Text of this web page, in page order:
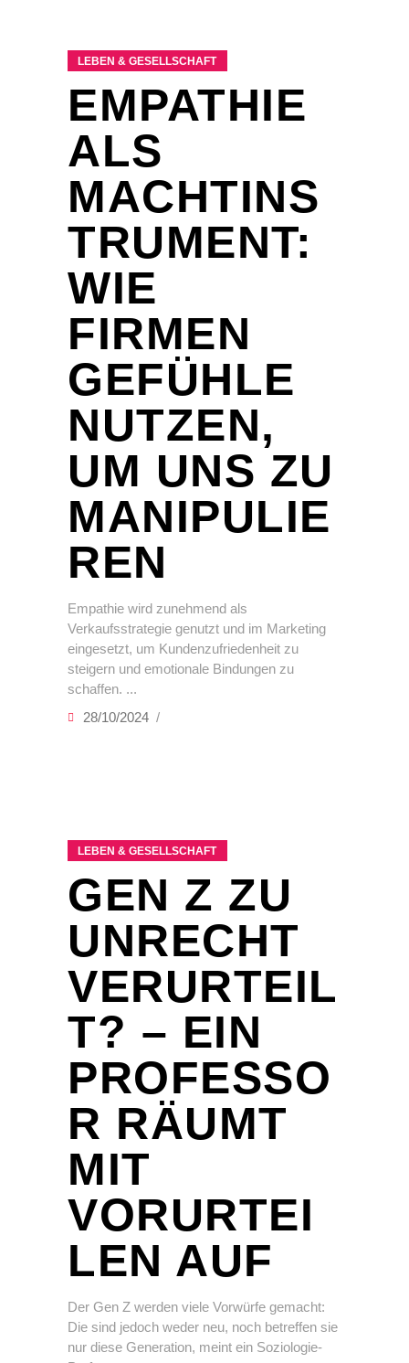
LEBEN & GESELLSCHAFT
EMPATHIE
ALS
MACHTINS
TRUMENT:
WIE
FIRMEN
GEFÜHLE
NUTZEN,
UM UNS ZU
MANIPULIE
REN
Empathie wird zunehmend als
Verkaufsstrategie genutzt und im Marketing
eingesetzt, um Kundenzufriedenheit zu
steigern und emotionale Bindungen zu
schaffen.
28/10/2024
LEBEN & GESELLSCHAFT
GEN Z ZU
UNRECHT
VERURTEIL
T? – EIN
PROFESSO
R RÄUMT
MIT
VORURTEI
LEN AUF
Der Gen Z werden viele Vorwürfe gemacht:
Die sind jedoch weder neu, noch betreffen sie
nur diese Generation, meint ein Soziologie-